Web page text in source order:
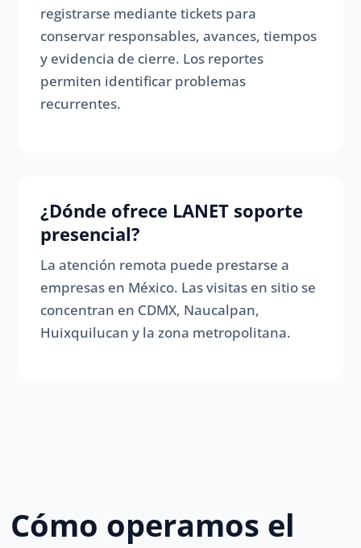
registrarse mediante tickets para
conservar responsables, avances, tiempos
y evidencia de cierre. Los reportes
permiten identificar problemas
recurrentes.
¿Dónde ofrece LANET soporte
presencial?
La atención remota puede prestarse a
empresas en México. Las visitas en sitio se
concentran en CDMX, Naucalpan,
Huixquilucan y la zona metropolitana.
Cómo operamos el